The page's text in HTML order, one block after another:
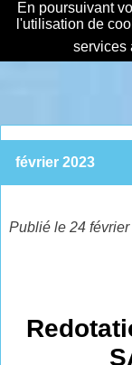
En poursuivant
l'utilisation de
services
février 2023
Publié le 24 février